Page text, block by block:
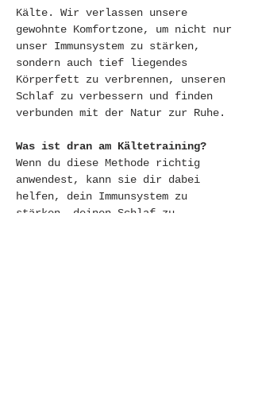
Kälte. Wir verlassen unsere
gewohnte Komfortzone, um nicht nur
unser Immunsystem zu stärken,
sondern auch tief liegendes
Körperfett zu verbrennen, unseren
Schlaf zu verbessern und finden
verbunden mit der Natur zur Ruhe.
Was ist dran am Kältetraining?
Wenn du diese Methode richtig
anwendest, kann sie dir dabei
helfen, dein Immunsystem zu
stärken, deinen Schlaf zu